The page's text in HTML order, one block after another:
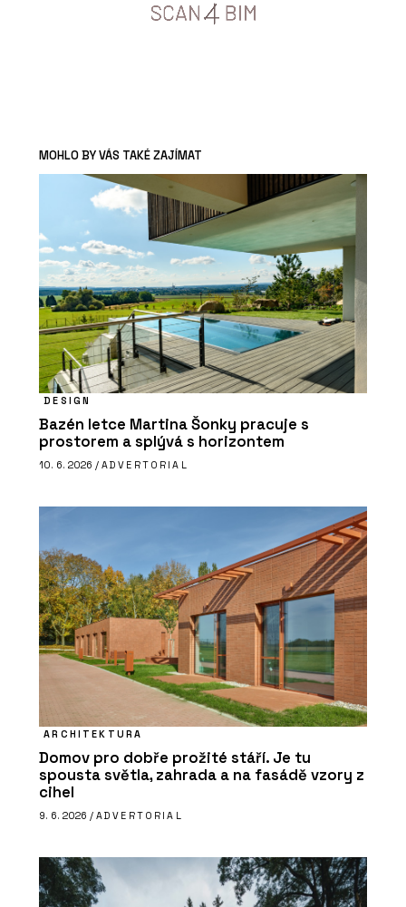
MOHLO BY VÁS TAKÉ ZAJÍMAT
DESIGN
Bazén letce Martina Šonky pracuje s
prostorem a splývá s horizontem
10. 6. 2026 / ADVERTORIAL
ARCHITEKTURA
Domov pro dobře prožité stáří. Je tu
spousta světla, zahrada a na fasádě vzory z
cihel
9. 6. 2026 / ADVERTORIAL